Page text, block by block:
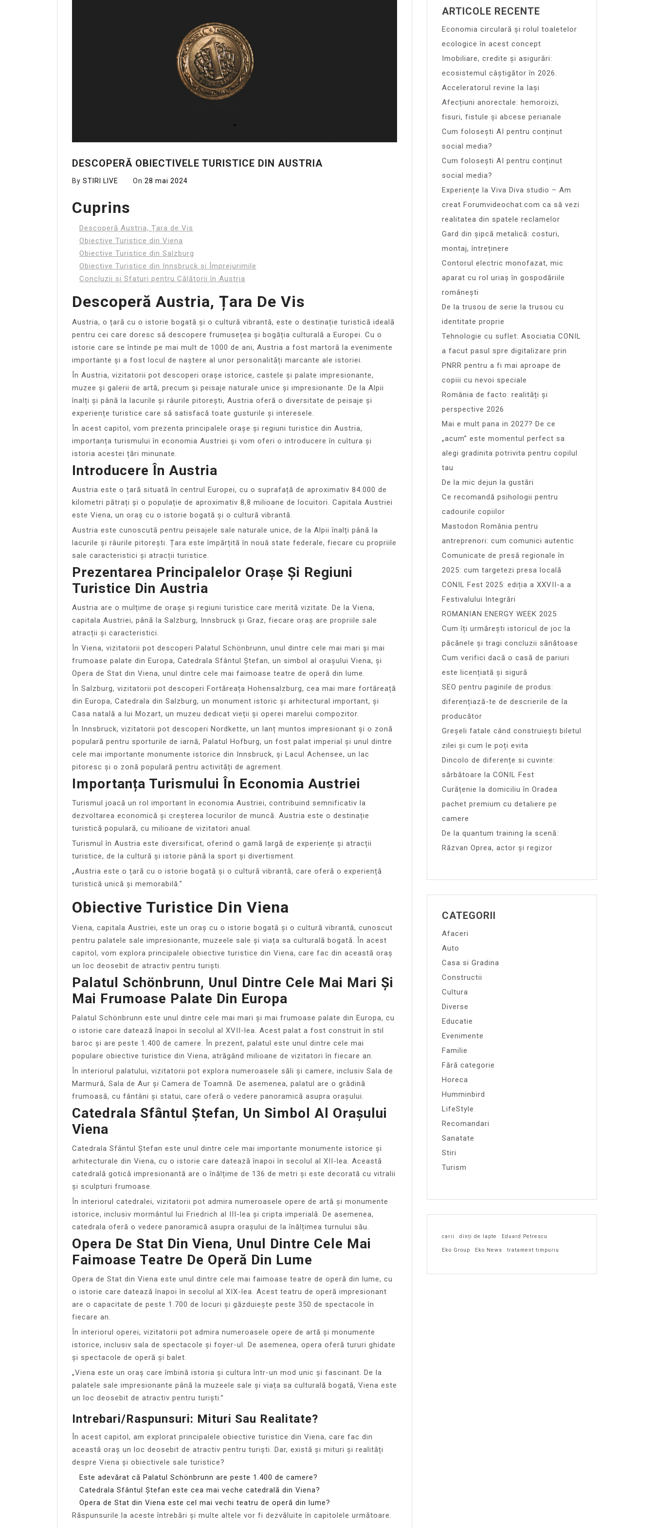
DESCOPERĂ OBIECTIVELE TURISTICE DIN AUSTRIA
By STIRI LIVE On 28 mai 2024
Cuprins
Descoperă Austria, Țara de Vis
Obiective Turistice din Viena
Obiective Turistice din Salzburg
Obiective Turistice din Innsbruck și Împrejurimile
Concluzii și Sfaturi pentru Călătorii în Austria
Descoperă Austria, Țara De Vis
Austria, o țară cu o istorie bogată și o cultură vibrantă, este o destinație turistică ideală
pentru cei care doresc să descopere frumusețea și bogăția culturală a Europei. Cu o
istorie care se întinde pe mai mult de 1000 de ani, Austria a fost martoră la evenimente
importante și a fost locul de naștere al unor personalități marcante ale istoriei.
În Austria, vizitatorii pot descoperi orașe istorice, castele și palate impresionante,
muzee și galerii de artă, precum și peisaje naturale unice și impresionante. De la Alpii
înalți și până la lacurile și râurile pitorești, Austria oferă o diversitate de peisaje și
experiențe turistice care să satisfacă toate gusturile și interesele.
În acest capitol, vom prezenta principalele orașe și regiuni turistice din Austria,
importanța turismului în economia Austriei și vom oferi o introducere în cultura și
istoria acestei țări minunate.
Introducere În Austria
Austria este o țară situată în centrul Europei, cu o suprafață de aproximativ 84.000 de
kilometri pătrați și o populație de aproximativ 8,8 milioane de locuitori. Capitala Austriei
este Viena, un oraș cu o istorie bogată și o cultură vibrantă.
Austria este cunoscută pentru peisajele sale naturale unice, de la Alpii înalți până la
lacurile și râurile pitorești. Țara este împărțită în nouă state federale, fiecare cu propriile
sale caracteristici și atracții turistice.
Prezentarea Principalelor Orașe Și Regiuni
Turistice Din Austria
Austria are o mulțime de orașe și regiuni turistice care merită vizitate. De la Viena,
capitala Austriei, până la Salzburg, Innsbruck și Graz, fiecare oraș are propriile sale
atracții și caracteristici.
În Viena, vizitatorii pot descoperi Palatul Schönbrunn, unul dintre cele mai mari și mai
frumoase palate din Europa, Catedrala Sfântul Ștefan, un simbol al orașului Viena, și
Opera de Stat din Viena, unul dintre cele mai faimoase teatre de operă din lume.
În Salzburg, vizitatorii pot descoperi Fortăreața Hohensalzburg, cea mai mare fortăreață
din Europa, Catedrala din Salzburg, un monument istoric și arhitectural important, și
Casa natală a lui Mozart, un muzeu dedicat vieții și operei marelui compozitor.
În Innsbruck, vizitatorii pot descoperi Nordkette, un lanț muntos impresionant și o zonă
populară pentru sporturile de iarnă, Palatul Hofburg, un fost palat imperial și unul dintre
cele mai importante monumente istorice din Innsbruck, și Lacul Achensee, un lac
pitoresc și o zonă populară pentru activități de agrement.
Importanța Turismului În Economia Austriei
Turismul joacă un rol important în economia Austriei, contribuind semnificativ la
dezvoltarea economică și creșterea locurilor de muncă. Austria este o destinație
turistică populară, cu milioane de vizitatori anual.
Turismul în Austria este diversificat, oferind o gamă largă de experiențe și atracții
turistice, de la cultură și istorie până la sport și divertisment.
„Austria este o țară cu o istorie bogată și o cultură vibrantă, care oferă o experiență
turistică unică și memorabilă.”
Obiective Turistice Din Viena
Viena, capitala Austriei, este un oraș cu o istorie bogată și o cultură vibrantă, cunoscut
pentru palatele sale impresionante, muzeele sale și viața sa culturală bogată. În acest
capitol, vom explora principalele obiective turistice din Viena, care fac din această oraș
un loc deosebit de atractiv pentru turiști.
Palatul Schönbrunn, Unul Dintre Cele Mai Mari Și
Mai Frumoase Palate Din Europa
Palatul Schönbrunn este unul dintre cele mai mari și mai frumoase palate din Europa, cu
o istorie care datează înapoi în secolul al XVII-lea. Acest palat a fost construit în stil
baroc și are peste 1.400 de camere. În prezent, palatul este unul dintre cele mai
populare obiective turistice din Viena, atrăgând milioane de vizitatori în fiecare an.
În interiorul palatului, vizitatorii pot explora numeroasele săli și camere, inclusiv Sala de
Marmură, Sala de Aur și Camera de Toamnă. De asemenea, palatul are o grădină
frumoasă, cu fântâni și statui, care oferă o vedere panoramică asupra orașului.
Catedrala Sfântul Ștefan, Un Simbol Al Orașului
Viena
Catedrala Sfântul Ștefan este unul dintre cele mai importante monumente istorice și
arhitecturale din Viena, cu o istorie care datează înapoi în secolul al XII-lea. Această
catedrală gotică impresionantă are o înălțime de 136 de metri și este decorată cu vitralii
și sculpturi frumoase.
În interiorul catedralei, vizitatorii pot admira numeroasele opere de artă și monumente
istorice, inclusiv mormântul lui Friedrich al III-lea și cripta imperială. De asemenea,
catedrala oferă o vedere panoramică asupra orașului de la înălțimea turnului său.
Opera De Stat Din Viena, Unul Dintre Cele Mai
Faimoase Teatre De Operă Din Lume
Opera de Stat din Viena este unul dintre cele mai faimoase teatre de operă din lume, cu
o istorie care datează înapoi în secolul al XIX-lea. Acest teatru de operă impresionant
are o capacitate de peste 1.700 de locuri și găzduiește peste 350 de spectacole în
fiecare an.
În interiorul operei, vizitatorii pot admira numeroasele opere de artă și monumente
istorice, inclusiv sala de spectacole și foyer-ul. De asemenea, opera oferă tururi ghidate
și spectacole de operă și balet.
„Viena este un oraș care îmbină istoria și cultura într-un mod unic și fascinant. De la
palatele sale impresionante până la muzeele sale și viața sa culturală bogată, Viena este
un loc deosebit de atractiv pentru turiști.”
Intrebari/Raspunsuri: Mituri Sau Realitate?
În acest capitol, am explorat principalele obiective turistice din Viena, care fac din
această oraș un loc deosebit de atractiv pentru turiști. Dar, există și mituri și realități
despre Viena și obiectivele sale turistice?
Este adevărat că Palatul Schönbrunn are peste 1.400 de camere?
Catedrala Sfântul Ștefan este cea mai veche catedrală din Viena?
Opera de Stat din Viena este cel mai vechi teatru de operă din lume?
Răspunsurile la aceste întrebări și multe altele vor fi dezvăluite în capitolele următoare.
ARTICOLE RECENTE
Economia circulară și rolul toaletelor
ecologice în acest concept
Imobiliare, credite și asigurări:
ecosistemul câștigător în 2026.
Acceleratorul revine la Iași
Afecțiuni anorectale: hemoroizi,
fisuri, fistule și abcese perianale
Cum folosești AI pentru conținut
social media?
Cum folosești AI pentru conținut
social media?
Experiențe la Viva Diva studio – Am
creat Forumvideochat.com ca să vezi
realitatea din spatele reclamelor
Gard din șipcă metalică: costuri,
montaj, întreținere
Contorul electric monofazat, mic
aparat cu rol uriaș în gospodăriile
românești
De la trusou de serie la trusou cu
identitate proprie
Tehnologie cu suflet: Asociatia CONIL
a facut pasul spre digitalizare prin
PNRR pentru a fi mai aproape de
copiii cu nevoi speciale
România de facto: realități și
perspective 2026
Mai e mult pana in 2027? De ce
„acum” este momentul perfect sa
alegi gradinita potrivita pentru copilul
tau
De la mic dejun la gustări
Ce recomandă psihologii pentru
cadourile copiilor
Mastodon România pentru
antreprenori: cum comunici autentic
Comunicate de presă regionale în
2025: cum targetezi presa locală
CONIL Fest 2025: ediția a XXVII-a a
Festivalului Integrări
ROMANIAN ENERGY WEEK 2025
Cum îți urmărești istoricul de joc la
păcănele și tragi concluzii sănătoase
Cum verifici dacă o casă de pariuri
este licențiată și sigură
SEO pentru paginile de produs:
diferențiază-te de descrierile de la
producător
Greșeli fatale când construiești biletul
zilei și cum le poți evita
Dincolo de diferențe si cuvinte:
sărbătoare la CONIL Fest
Curățenie la domiciliu în Oradea
pachet premium cu detaliere pe
camere
De la quantum training la scenă:
Răzvan Oprea, actor și regizor
CATEGORII
Afaceri
Auto
Casa si Gradina
Constructii
Cultura
Diverse
Educatie
Evenimente
Familie
Fără categorie
Horeca
Humminbird
LifeStyle
Recomandari
Sanatate
Stiri
Turism
carii dinți de lapte Eduard Petrescu
Eko Group Eko News tratament timpuriu